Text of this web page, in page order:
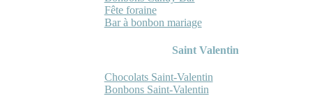
Fête foraine
Bar à bonbon mariage
Saint Valentin
Chocolats Saint-Valentin
Bonbons Saint-Valentin